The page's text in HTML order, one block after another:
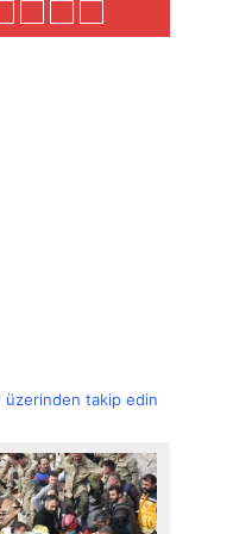
üzerinden takip edin